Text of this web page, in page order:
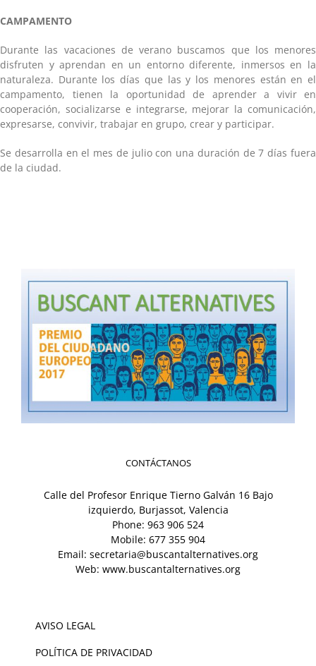
CAMPAMENTO
Durante las vacaciones de verano buscamos que los menores
disfruten y aprendan en un entorno diferente, inmersos en la
naturaleza. Durante los días que las y los menores están en el
campamento, tienen la oportunidad de aprender a vivir en
cooperación, socializarse e integrarse, mejorar la comunicación,
expresarse, convivir, trabajar en grupo, crear y participar.
Se desarrolla en el mes de julio con una duración de 7 días fuera
de la ciudad.
CONTÁCTANOS
Calle del Profesor Enrique Tierno Galván 16 Bajo
izquierdo, Burjassot, Valencia
Phone: 963 906 524
Mobile: 677 355 904
Email: secretaria@buscantalternatives.org
Web: www.buscantalternatives.org
AVISO LEGAL
POLÍTICA DE PRIVACIDAD